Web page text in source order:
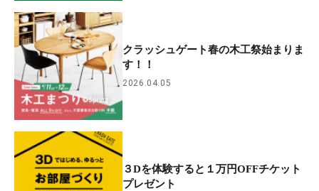
クラッシュゲート春の木工祭始まりま
す！！
2026.04.05
３Dを体験すると１万円OFFチケット
プレゼント